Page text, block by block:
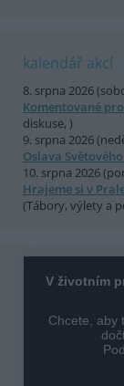
kalendář akcí
8. srpna 2026
Komentované
diskuse, )
9. srpna 2026
Oslava
10. srpna 2026
Hrajeme si v
(Tábory, výlety a